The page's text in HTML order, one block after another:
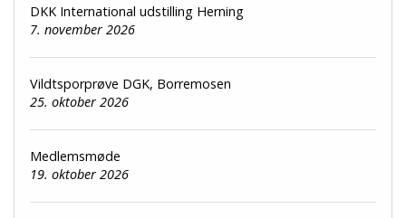
DKK International udstilling Herning
7. november 2026
Vildtsporprøve DGK, Borremosen
25. oktober 2026
Medlemsmøde
19. oktober 2026